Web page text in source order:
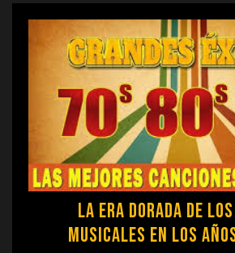
La Era Dorada de
Musicales en los